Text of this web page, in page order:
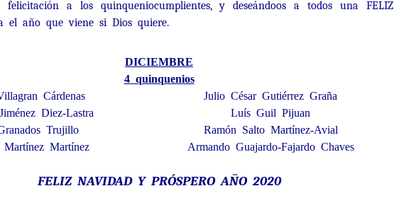
felicitación a los quinqueniocumplientes, y deseándoos a todos una FELIZ
el año que viene si Dios quiere.
DICIEMBRE
4 quinquenios
Cárdenas
Julio César Gutiérrez Graña
Diez-Lastra
Luís Guil Pijuan
Trujillo
Ramón Salto Martínez-Avial
Martínez Martínez
Armando Guajardo-Fajardo Chaves
FELIZ NAVIDAD Y PRÓSPERO AÑO 2020